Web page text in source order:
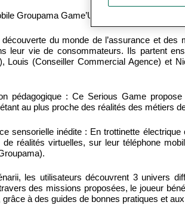
Groupama Game’Up téléchargeable sur
du monde de l’assurance et
leur vie de consommateurs. Ils partent
Louis (Conseiller Commercial Agence) et
pédagogique : Ce Serious Game
au plus proche des réalités des métiers
sensorielle inédite : En trottinette
de réalités virtuelles, sur leur téléphone
les utilisateurs découvrent 3 univers
des missions proposées, le joueur
à des guides de bonnes pratiques et